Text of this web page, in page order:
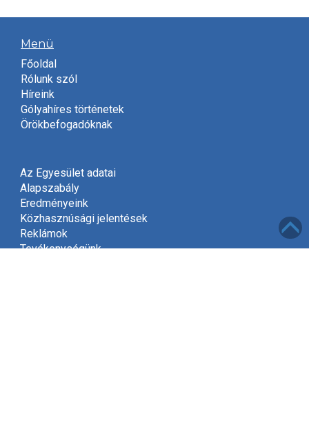
Menü
Főoldal
Rólunk szól
Híreink
Gólyahíres történetek
Örökbefogadóknak
Az Egyesület adatai
Alapszabály
Eredményeink
Közhasznúsági jelentések
Reklámok
Tevékenységünk